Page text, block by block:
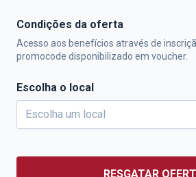
Condições da oferta
Acesso aos benefícios através de
promocode disponibilizado em voucher.
Escolha o local
RESGATAR